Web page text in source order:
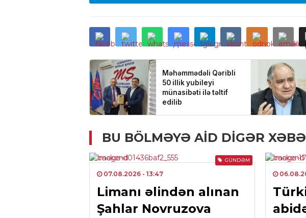
BU BÖLMƏYƏ AID DIGƏR
GÜNDƏM
07.08.2026 - 13:47
Limanı əlindən alınan
Şahlar Novruzova